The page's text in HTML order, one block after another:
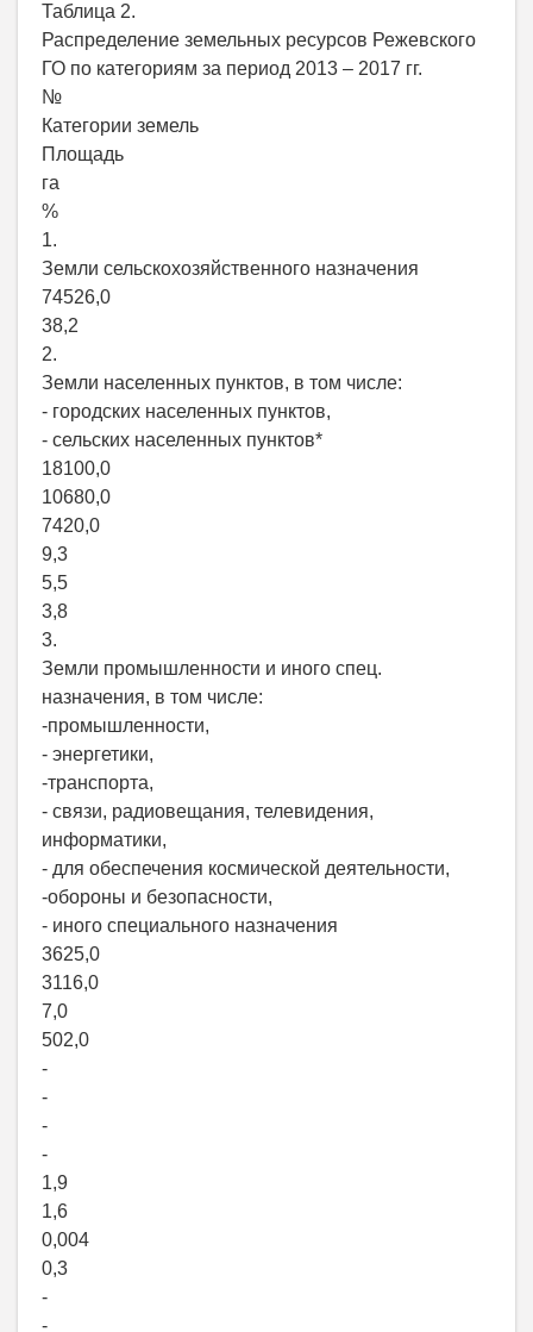
Таблица 2.
Распределение земельных ресурсов Режевского
ГО по категориям за период 2013 – 2017 гг.
№
Категории земель
Площадь
га
%
1.
Земли сельскохозяйственного назначения
74526,0
38,2
2.
Земли населенных пунктов, в том числе:
- городских населенных пунктов,
- сельских населенных пунктов*
18100,0
10680,0
7420,0
9,3
5,5
3,8
3.
Земли промышленности и иного спец.
назначения, в том числе:
-промышленности,
- энергетики,
-транспорта,
- связи, радиовещания, телевидения,
информатики,
- для обеспечения космической деятельности,
-обороны и безопасности,
- иного специального назначения
3625,0
3116,0
7,0
502,0
-
-
-
-
1,9
1,6
0,004
0,3
-
-